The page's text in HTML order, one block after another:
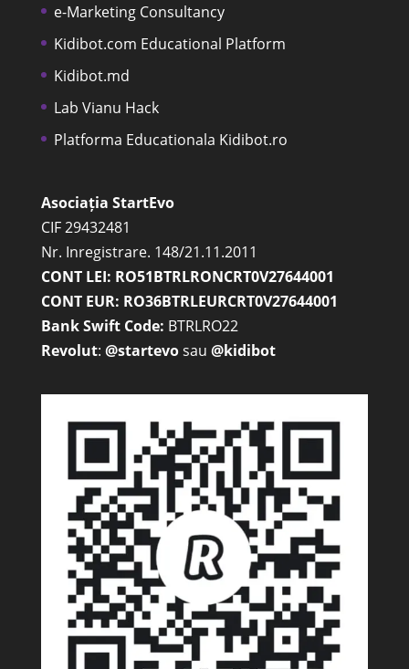
e-Marketing Consultancy
Kidibot.com Educational Platform
Kidibot.md
Lab Vianu Hack
Platforma Educationala Kidibot.ro
Asociația StartEvo
CIF 29432481
Nr. Inregistrare. 148/21.11.2011
CONT LEI: RO51BTRLRONCRT0V27644001
CONT EUR: RO36BTRLEURCRT0V27644001
Bank Swift Code: BTRLRO22
Revolut: @startevosau @kidibot